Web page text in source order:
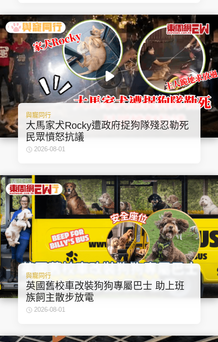
與寵同行
大馬家犬Rocky遭政府捉狗隊殘忍勒死
民眾憤怒抗議
2026-08-01
與寵同行
英國舊校車改裝狗狗專屬巴士 助上班
族飼主散步放電
2026-08-01